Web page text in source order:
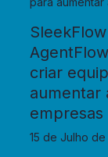
criar
aumentar
empresas
15 de Julho de